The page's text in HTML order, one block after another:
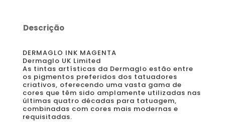
Descrição
DERMAGLO INK MAGENTA
Dermaglo UK Limited
As tintas artísticas da Dermaglo estão entre
os pigmentos preferidos dos tatuadores
criativos, oferecendo uma vasta gama de
cores que têm sido amplamente utilizadas nas
últimas quatro décadas para tatuagem,
combinadas com cores mais modernas e
requisitadas.